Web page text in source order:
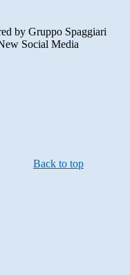
by Gruppo Spaggiari
Social Media
Back to top